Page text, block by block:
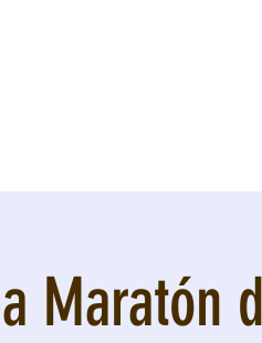
Maratón